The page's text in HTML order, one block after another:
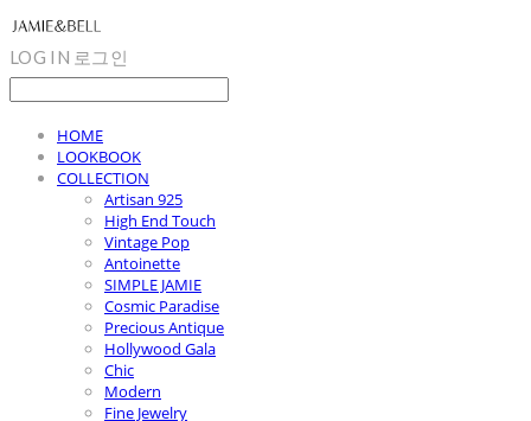
LOG IN 로그인
HOME
LOOKBOOK
COLLECTION
Artisan 925
High End Touch
Vintage Pop
Antoinette
SIMPLE JAMIE
Cosmic Paradise
Precious Antique
Hollywood Gala
Chic
Modern
Fine Jewelry